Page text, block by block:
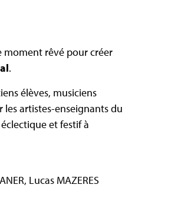
moment rêvé pour créer
.
élèves, musiciens
artistes-enseignants du
et festif à
Lucas MAZERES